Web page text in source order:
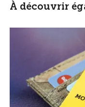
À découvrir